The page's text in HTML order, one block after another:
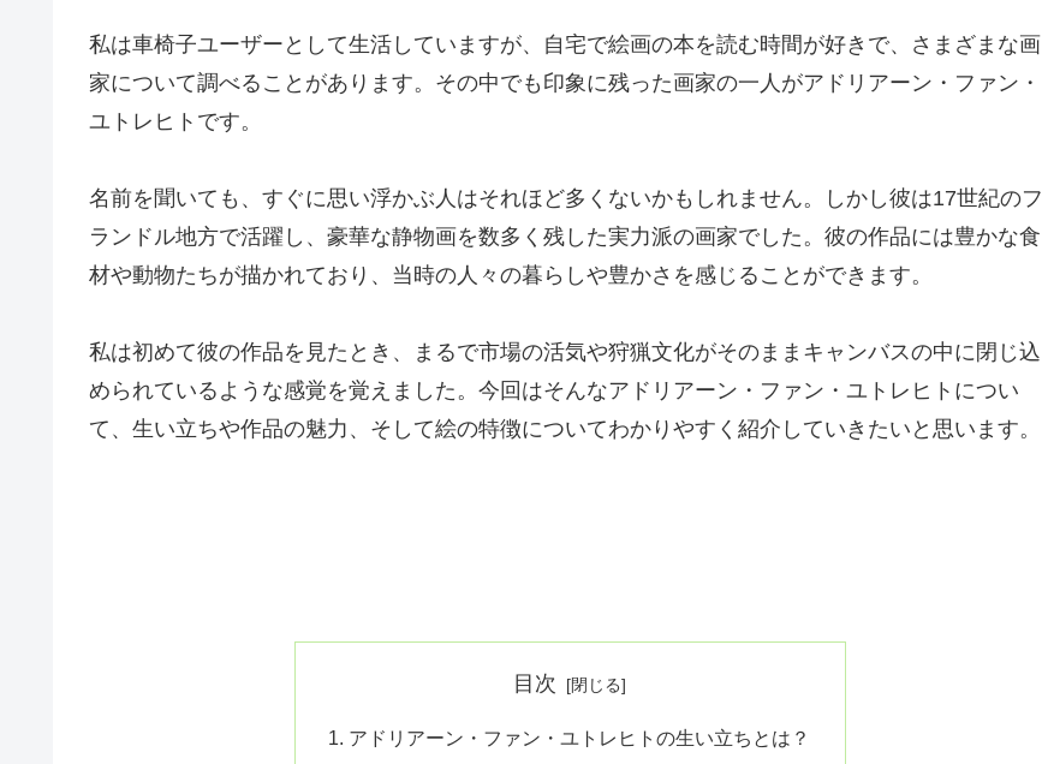
私は車椅子ユーザーとして生活していますが、自宅で絵画の本を読む時間が好きで、さまざまな画
家について調べることがあります。その中でも印象に残った画家の一人がアドリアーン・ファン・
ユトレヒトです。
名前を聞いても、すぐに思い浮かぶ人はそれほど多くないかもしれません。しかし彼は17世紀のフ
ランドル地方で活躍し、豪華な静物画を数多く残した実力派の画家でした。彼の作品には豊かな食
材や動物たちが描かれており、当時の人々の暮らしや豊かさを感じることができます。
私は初めて彼の作品を見たとき、まるで市場の活気や狩猟文化がそのままキャンバスの中に閉じ込
められているような感覚を覚えました。今回はそんなアドリアーン・ファン・ユトレヒトについ
て、生い立ちや作品の魅力、そして絵の特徴についてわかりやすく紹介していきたいと思います。
目次
アドリアーン・ファン・ユトレヒトの生い立ちとは？